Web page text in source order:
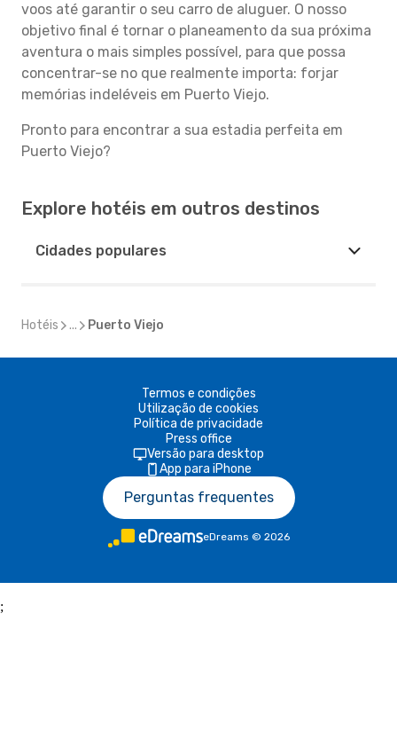
voos até garantir o seu carro de aluguer. O nosso
objetivo final é tornar o planeamento da sua próxima
aventura o mais simples possível, para que possa
concentrar-se no que realmente importa: forjar
memórias indeléveis em Puerto Viejo.
Pronto para encontrar a sua estadia perfeita em
Puerto Viejo?
Explore hotéis em outros destinos
Cidades populares
Hotéis ... Puerto Viejo
Termos e condições
Utilização de cookies
Política de privacidade
Press office
Versão para desktop
App para iPhone
Perguntas frequentes
eDreams © 2026
;